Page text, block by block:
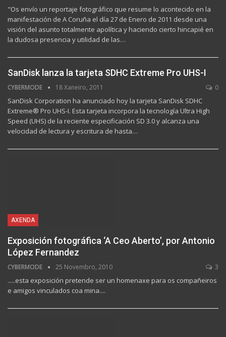
"Os envío un reportaje fotográfico que resume lo acontecido en la
manifestación de A Coruña el día 27 de Enero de 2011 desde una
visión del asunto totalmente apolítica y haciendo cierto hincapié en
la dudosa presencia y utilidad de las…
SanDisk lanza la tarjeta SDHC Extreme Pro UHS-I
CYBERMODE 18 Xaneiro, 2011 0
SanDisk Corporation ha anunciado hoy la tarjeta SanDisk SDHC
Extreme® Pro UHS-I. Esta tarjeta incorpora la tecnología Ultra High
Speed (UHS) de la reciente especificación SD 3.0 y alcanza una
velocidad de lectura y escritura de hasta…
AXENDA
Exposición fotográfica ‘A Ceo Aberto’, por Antonio
López Fernandez
CYBERMODE 25 Novembro, 2010 3
.....esta exposición pretende ser un homenaxe para os compañeiros
e amigos vinculados coa mina....